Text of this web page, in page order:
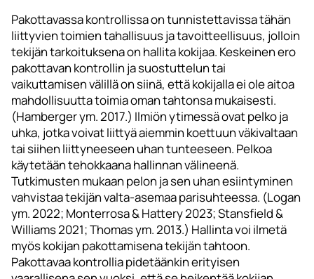
Pakottavassa kontrollissa on tunnistettavissa tähän
liittyvien toimien tahallisuus ja tavoitteellisuus, jolloin
tekijän tarkoituksena on hallita kokijaa. Keskeinen ero
pakottavan kontrollin ja suostuttelun tai
vaikuttamisen välillä on siinä, että kokijalla ei ole aitoa
mahdollisuutta toimia oman tahtonsa mukaisesti.
(Hamberger ym. 2017.) Ilmiön ytimessä ovat pelko ja
uhka, jotka voivat liittyä aiemmin koettuun väkivaltaan
tai siihen liittyneeseen uhan tunteeseen. Pelkoa
käytetään tehokkaana hallinnan välineenä.
Tutkimusten mukaan pelon ja sen uhan esiintyminen
vahvistaa tekijän valta-asemaa parisuhteessa. (Logan
ym. 2022; Monterrosa & Hattery 2023; Stansfield &
Williams 2021; Thomas ym. 2013.) Hallinta voi ilmetä
myös kokijan pakottamisena tekijän tahtoon.
Pakottavaa kontrollia pidetäänkin erityisen